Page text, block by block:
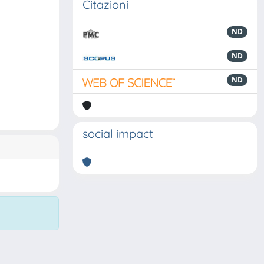
Citazioni
ND
ND
ND
social impact